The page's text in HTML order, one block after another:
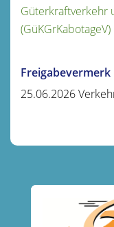
Güterkraftverkehr
(GüKGrKabotageV)
Freigabevermerk
25.06.2026